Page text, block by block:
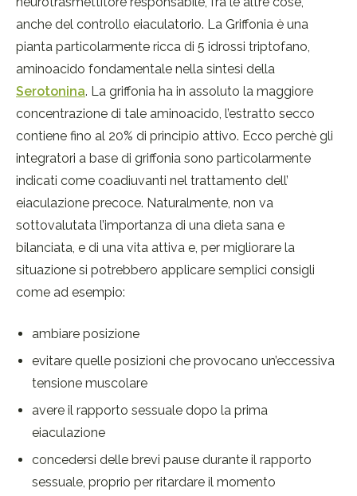
anche del controllo eiaculatorio. La Griffonia è una
pianta particolarmente ricca di 5 idrossi triptofano,
aminoacido fondamentale nella sintesi della
Serotonina. La griffonia ha in assoluto la maggiore
concentrazione di tale aminoacido, l’estratto secco
contiene fino al 20% di principio attivo. Ecco perchè gli
integratori a base di griffonia sono particolarmente
indicati come coadiuvanti nel trattamento dell’
eiaculazione precoce. Naturalmente, non va
sottovalutata l’importanza di una dieta sana e
bilanciata, e di una vita attiva e, per migliorare la
situazione si potrebbero applicare semplici consigli
come ad esempio:
ambiare posizione
evitare quelle posizioni che provocano un’eccessiva
tensione muscolare
avere il rapporto sessuale dopo la prima
eiaculazione
concedersi delle brevi pause durante il rapporto
sessuale, proprio per ritardare il momento